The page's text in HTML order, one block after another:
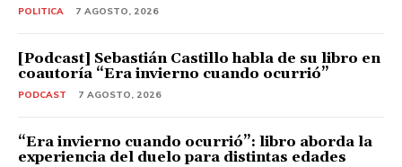
POLITICA 7 AGOSTO, 2026
[Podcast] Sebastián Castillo habla de su libro en
coautoría “Era invierno cuando ocurrió”
PODCAST 7 AGOSTO, 2026
“Era invierno cuando ocurrió”: libro aborda la
experiencia del duelo para distintas edades